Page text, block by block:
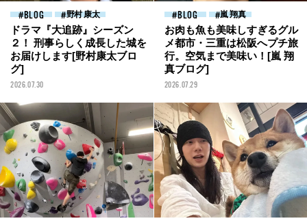
BLOG 野村 康太
ドラマ『大追跡』シーズン
２！ 刑事らしく成長した城を
お届けします[野村康太ブロ
グ]
2026.07.30
BLOG 嵐 翔真
お肉も魚も美味しすぎるグル
メ都市・三重は松阪へプチ旅
行。空気まで美味い！[嵐 翔
真ブログ]
2026.07.29